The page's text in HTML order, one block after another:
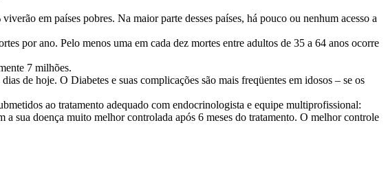
em países pobres. Na maior parte desses países, há pouco ou nenhum acesso a
por ano. Pelo menos uma em cada dez mortes entre adultos de 35 a 64 anos ocorre
7 milhões.
de hoje. O Diabetes e suas complicações são mais freqüentes em idosos – se os
ao tratamento adequado com endocrinologista e equipe multiprofissional:
sua doença muito melhor controlada após 6 meses do tratamento. O melhor controle